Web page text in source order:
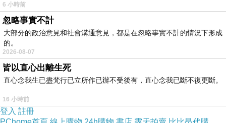
心,7net購物網 童裝,7net雲端超商,7 11便利商店,7net統一超商購物
網,7net購物網發熱衣,
◆壓縮袋密封設計100%防漏氣
◆外出，居家收納的好幫手
6 小時前
忽略事實不計
大部分的政治意見和社會溝通意見，都是在忽略事實不計的情況下形成
的。
2026-08-07
皆以直心出離生死
直心念我生已盡梵行已立所作已辦不受後有，直心念我已斷不復更斷。
16 小時前
登入 註冊